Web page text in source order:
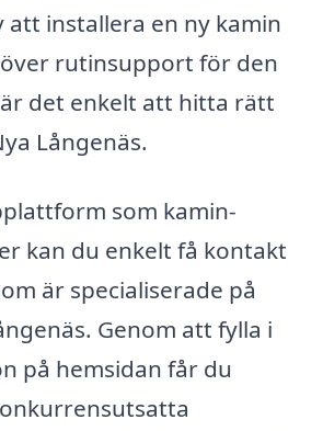
att installera en ny kamin
rutinsupport för den
det enkelt att hitta rätt
Långenäs.
som kamin-
kan du enkelt få kontakt
är specialiserade på
Genom att fylla i
på hemsidan får du